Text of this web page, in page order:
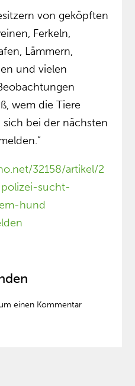
von geköpften
Ferkeln,
Lämmern,
und vielen
wem die Tiere
bei der nächsten
32158/artikel/2
sucht-
hund
einen Kommentar